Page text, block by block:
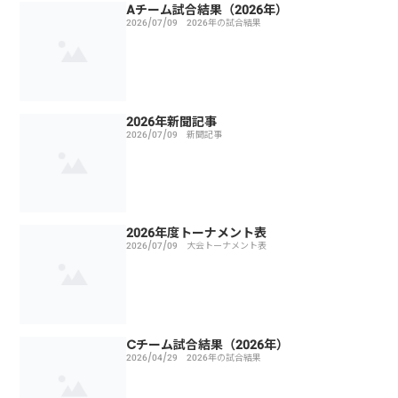
Aチーム試合結果（2026年）
2026/07/09 2026年の試合結果
2026年新聞記事
2026/07/09 新聞記事
2026年度トーナメント表
2026/07/09 大会トーナメント表
Cチーム試合結果（2026年）
2026/04/29 2026年の試合結果